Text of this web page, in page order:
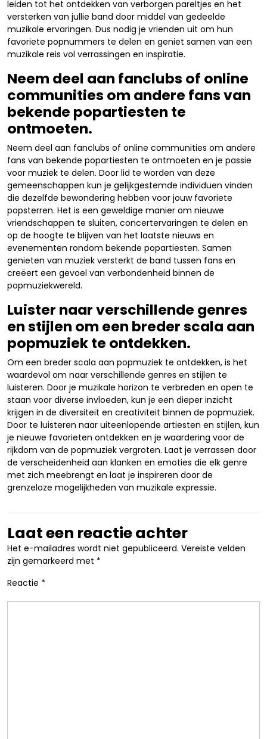
leiden tot het ontdekken van verborgen pareltjes en het
versterken van jullie band door middel van gedeelde
muzikale ervaringen. Dus nodig je vrienden uit om hun
favoriete popnummers te delen en geniet samen van een
muzikale reis vol verrassingen en inspiratie.
Neem deel aan fanclubs of online
communities om andere fans van
bekende popartiesten te
ontmoeten.
Neem deel aan fanclubs of online communities om andere
fans van bekende popartiesten te ontmoeten en je passie
voor muziek te delen. Door lid te worden van deze
gemeenschappen kun je gelijkgestemde individuen vinden
die dezelfde bewondering hebben voor jouw favoriete
popsterren. Het is een geweldige manier om nieuwe
vriendschappen te sluiten, concertervaringen te delen en
op de hoogte te blijven van het laatste nieuws en
evenementen rondom bekende popartiesten. Samen
genieten van muziek versterkt de band tussen fans en
creëert een gevoel van verbondenheid binnen de
popmuziekwereld.
Luister naar verschillende genres
en stijlen om een breder scala aan
popmuziek te ontdekken.
Om een breder scala aan popmuziek te ontdekken, is het
waardevol om naar verschillende genres en stijlen te
luisteren. Door je muzikale horizon te verbreden en open te
staan voor diverse invloeden, kun je een dieper inzicht
krijgen in de diversiteit en creativiteit binnen de popmuziek.
Door te luisteren naar uiteenlopende artiesten en stijlen, kun
je nieuwe favorieten ontdekken en je waardering voor de
rijkdom van de popmuziek vergroten. Laat je verrassen door
de verscheidenheid aan klanken en emoties die elk genre
met zich meebrengt en laat je inspireren door de
grenzeloze mogelijkheden van muzikale expressie.
Laat een reactie achter
Het e-mailadres wordt niet gepubliceerd. Vereiste velden
zijn gemarkeerd met *
Reactie *